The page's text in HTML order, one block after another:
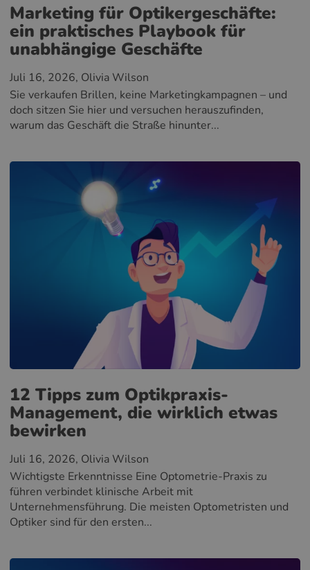
Marketing für Optikergeschäfte:
ein praktisches Playbook für
unabhängige Geschäfte
Juli 16, 2026, Olivia Wilson
Sie verkaufen Brillen, keine Marketingkampagnen – und
doch sitzen Sie hier und versuchen herauszufinden,
warum das Geschäft die Straße hinunter...
12 Tipps zum Optikpraxis-
Management, die wirklich etwas
bewirken
Juli 16, 2026, Olivia Wilson
Wichtigste Erkenntnisse Eine Optometrie-Praxis zu
führen verbindet klinische Arbeit mit
Unternehmensführung. Die meisten Optometristen und
Optiker sind für den ersten...